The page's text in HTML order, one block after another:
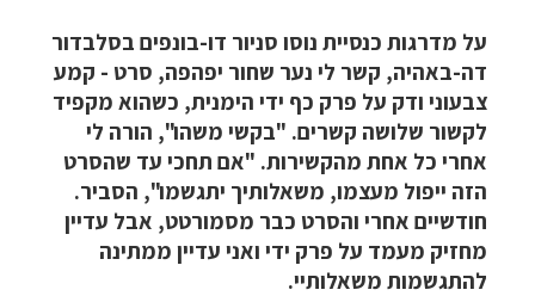
על מדרגות כנסיית נוסו סניור דו-בונפים בסלבדור
דה-באהיה, קשר לי נער שחור יפהפה, סרט - קמע
צבעוני ודק על פרק כף ידי הימנית, כשהוא מקפיד
לקשור שלושה קשרים. "בקשי משהו", הורה לי
אחרי כל אחת מהקשירות. "אם תחכי עד שהסרט
הזה ייפול מעצמו, משאלותיך יתגשמו", הסביר.
חודשיים אחרי והסרט כבר מסמורטט, אבל עדיין
מחזיק מעמד על פרק ידי ואני עדיין ממתינה
להתגשמות משאלותיי.